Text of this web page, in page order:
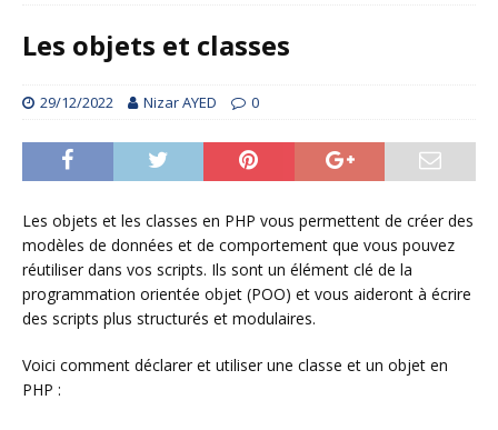
Les objets et classes
29/12/2022 Nizar AYED 0
Les objets et les classes en PHP vous permettent de créer des
modèles de données et de comportement que vous pouvez
réutiliser dans vos scripts. Ils sont un élément clé de la
programmation orientée objet (POO) et vous aideront à écrire
des scripts plus structurés et modulaires.
Voici comment déclarer et utiliser une classe et un objet en
PHP :